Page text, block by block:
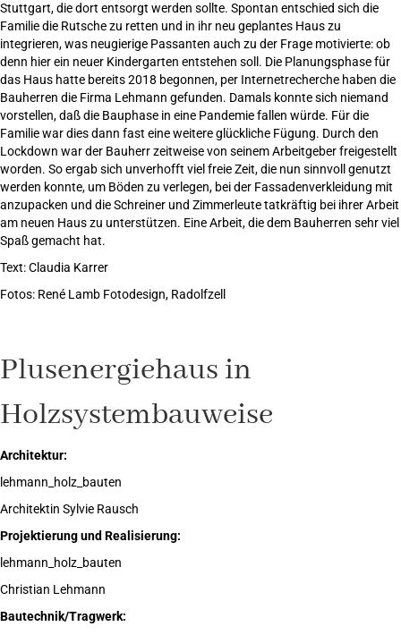
Stuttgart, die dort entsorgt werden sollte. Spontan entschied sich die
Familie die Rutsche zu retten und in ihr neu geplantes Haus zu
integrieren, was neugierige Passanten auch zu der Frage motivierte: ob
denn hier ein neuer Kindergarten entstehen soll. Die Planungsphase für
das Haus hatte bereits 2018 begonnen, per Internetrecherche haben die
Bauherren die Firma Lehmann gefunden. Damals konnte sich niemand
vorstellen, daß die Bauphase in eine Pandemie fallen würde. Für die
Familie war dies dann fast eine weitere glückliche Fügung. Durch den
Lockdown war der Bauherr zeitweise von seinem Arbeitgeber freigestellt
worden. So ergab sich unverhofft viel freie Zeit, die nun sinnvoll genutzt
werden konnte, um Böden zu verlegen, bei der Fassadenverkleidung mit
anzupacken und die Schreiner und Zimmerleute tatkräftig bei ihrer Arbeit
am neuen Haus zu unterstützen. Eine Arbeit, die dem Bauherren sehr viel
Spaß gemacht hat.
Text: Claudia Karrer
Fotos: René Lamb Fotodesign, Radolfzell
Plusenergiehaus in
Holzsystembauweise
Architektur:
lehmann_holz_bauten
Architektin Sylvie Rausch
Projektierung und Realisierung:
lehmann_holz_bauten
Christian Lehmann
Bautechnik/Tragwerk: